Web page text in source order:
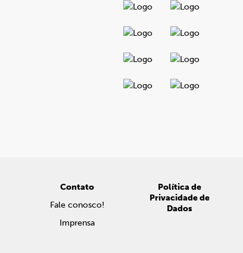
Contato
Fale conosco!
Imprensa
Política de
Privacidade de
Dados